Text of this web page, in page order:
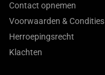
Contact opnemen
Voorwaarden & Condities
Herroepingsrecht
Klachten